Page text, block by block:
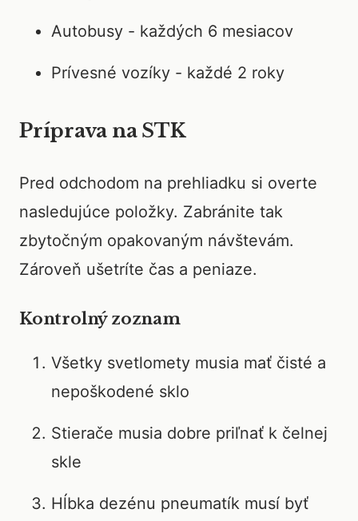
Autobusy - každých 6 mesiacov
Prívesné vozíky - každé 2 roky
Príprava na STK
Pred odchodom na prehliadku si overte
nasledujúce položky. Zabránite tak
zbytočným opakovaným návštevám.
Zároveň ušetríte čas a peniaze.
Kontrolný zoznam
Všetky svetlomety musia mať čisté a
nepoškodené sklo
Stierače musia dobre priľnať k čelnej
skle
Hĺbka dezénu pneumatík musí byť